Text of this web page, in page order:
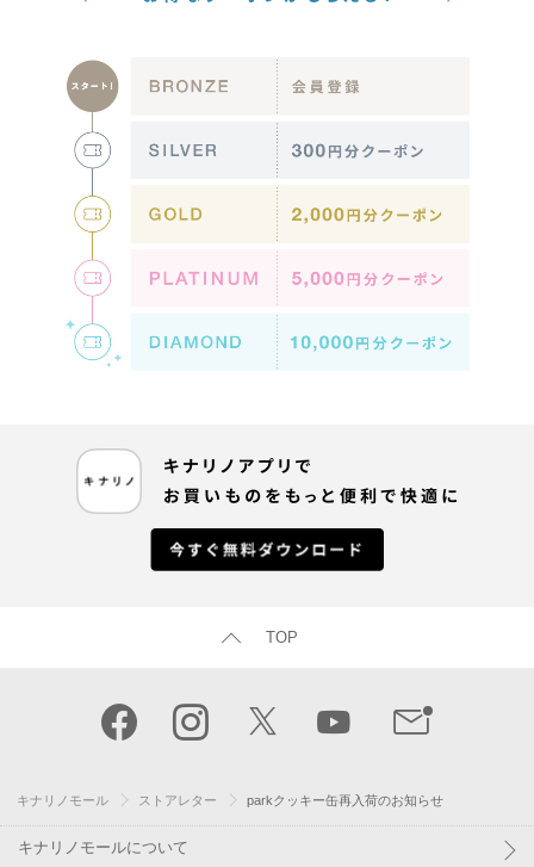
TOP
キナリノモール ストアレター parkクッキー缶再入荷のお知らせ
キナリノモールについて